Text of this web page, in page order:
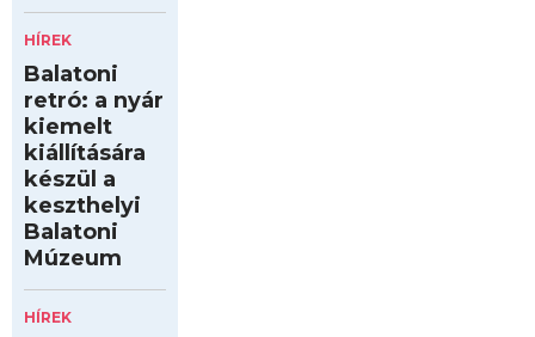
HÍREK
Balatoni
retró: a nyár
kiemelt
kiállítására
készül a
keszthelyi
Balatoni
Múzeum
HÍREK